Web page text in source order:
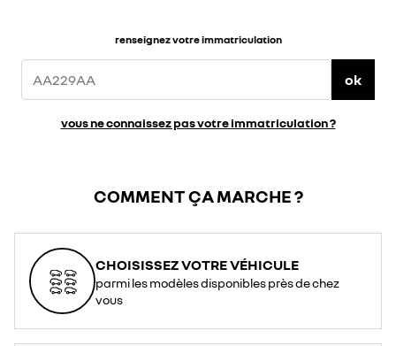
renseignez votre immatriculation
ok
vous ne connaissez pas votre immatriculation ?
COMMENT ÇA MARCHE ?
CHOISISSEZ VOTRE VÉHICULE
parmi les modèles disponibles près de chez
vous